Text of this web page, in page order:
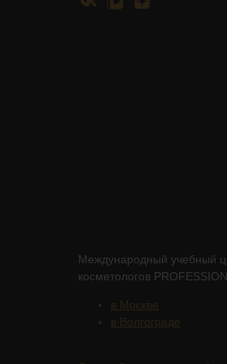
Международный учебный
косметологов
в Москве
в Волгограде